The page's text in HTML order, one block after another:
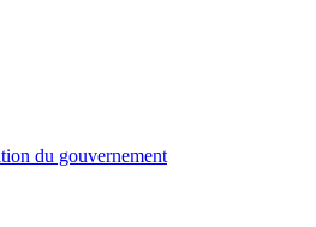
du gouvernement